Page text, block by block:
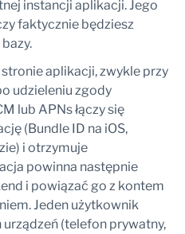
instancji aplikacji. Jego
faktycznie będziesz
aplikacji, zwykle przy
udzieleniu zgody
lub APNs łączy się
(Bundle ID na iOS,
i otrzymuje
powinna następnie
i powiązać go z kontem
Jeden użytkownik
(telefon prywatny,